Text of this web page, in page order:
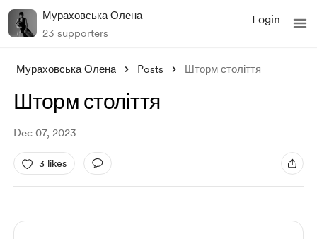
Мураховська Олена
23 supporters
Login
Мураховська Олена Posts Шторм століття
Шторм століття
Dec 07, 2023
3 likes